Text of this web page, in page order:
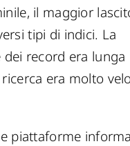
il maggior
tipi di indici. La
dei record era lunga
era molto
piattaforme